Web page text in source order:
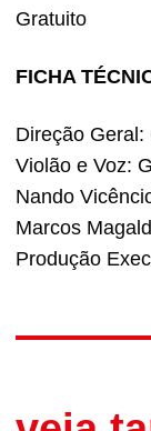
Gratuito
FICHA
Direção
Violão e Voz:
Nando
Marcos
Produção